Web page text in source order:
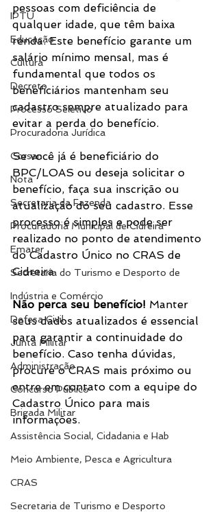
IPTU
Educação
Cultura
Decreto
Processo Seletivo
Procuradoria Jurídica
Corsan
Nota
Secretaria da Fazenda
Procuradoria Municipal de Cidreira
Emater
Secretaria do Turismo e Desporto de
Indústria e Comércio
Defesa Civil
Junta Militar
Administração
Concurso Público
Brigada Militar
Assistência Social, Cidadania e Hab
Meio Ambiente, Pesca e Agricultura
CRAS
Secretaria de Turismo e Desporto
pessoas com deficiência de
qualquer idade, que têm baixa
renda. Este benefício garante um
salário mínimo mensal, mas é
fundamental que todos os
beneficiários mantenham seu
cadastro sempre atualizado para
evitar a perda do benefício.
Se você já é beneficiário do
BPC/LOAS ou deseja solicitar o
benefício, faça sua inscrição ou
atualização do seu cadastro. Esse
processo é simples e pode ser
realizado no ponto de atendimento
do Cadastro Único no CRAS de
Cidreira.
Não perca seu benefício! Manter
seus dados atualizados é essencial
para garantir a continuidade do
benefício. Caso tenha dúvidas,
procure o CRAS mais próximo ou
entre em contato com a equipe do
Cadastro Único para mais
informações.